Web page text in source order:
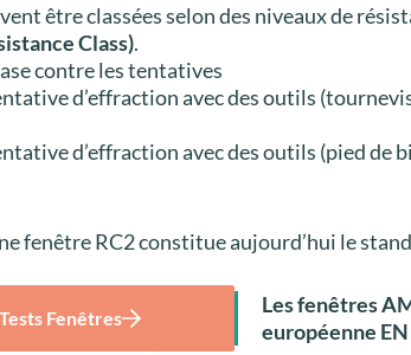
être classées selon des niveaux de
Class).
contre les tentatives
d’effraction avec des outils
d’effraction avec des outils (pied de
fenêtre RC2 constitue aujourd’hui le
Fenêtres
Les fenêtres
européenne